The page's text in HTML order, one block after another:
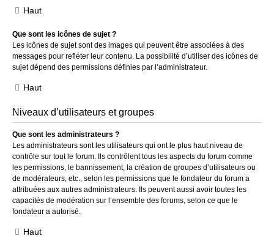
Haut
Que sont les icônes de sujet ?
Les icônes de sujet sont des images qui peuvent être associées à des
messages pour refléter leur contenu. La possibilité d’utiliser des icônes de
sujet dépend des permissions définies par l’administrateur.
Haut
Niveaux d’utilisateurs et groupes
Que sont les administrateurs ?
Les administrateurs sont les utilisateurs qui ont le plus haut niveau de
contrôle sur tout le forum. Ils contrôlent tous les aspects du forum comme
les permissions, le bannissement, la création de groupes d’utilisateurs ou
de modérateurs, etc., selon les permissions que le fondateur du forum a
attribuées aux autres administrateurs. Ils peuvent aussi avoir toutes les
capacités de modération sur l’ensemble des forums, selon ce que le
fondateur a autorisé.
Haut